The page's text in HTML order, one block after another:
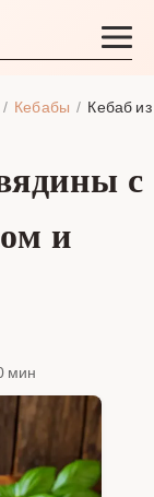
Кебабы Кебаб
с
и
мин